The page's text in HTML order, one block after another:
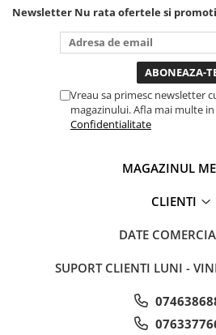
Truse de surubelnite
Vulcanizare
Masini de echilibrat roti
Piese de schimb
Scule Vulcanizare
puternica si de la baterie care
tine destul de mult dar daca o
bagi la priza nu mai ai treaba
toata ziua ,ce...
Newsletter Nu rata ofertele si
Vreau sa primesc newsletter
magazinului. Afla mai multe in
Confidentialitate
MAGAZINUL
CLIENTI
DATE
SUPORT CLIENTI LUNI -